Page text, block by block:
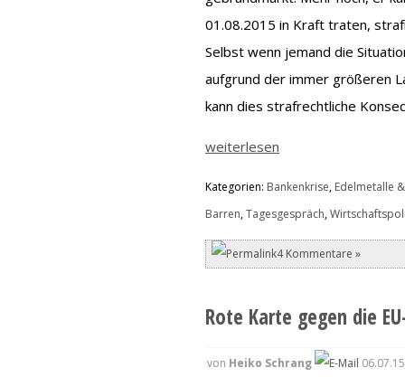
01.08.2015 in Kraft traten,
Selbst wenn jemand die
aufgrund der immer größeren
kann dies strafrechtliche
weiterlesen
Kategorien: Bankenkrise, Edelmetalle
Barren,Tagesgespräch,
4 Kommentare »
Rote Karte gegen die
von Heiko Schrang